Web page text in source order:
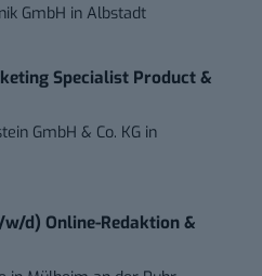
GmbH inAlbstadt
Specialist Product &
GmbH & Co. KG in
d) Online-Redaktion &